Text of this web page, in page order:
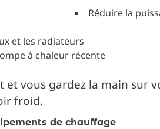
Réduire la
et les radiateurs
à chaleur récente
vous gardez la main sur
froid.
de chauffage